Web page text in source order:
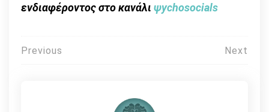
ενδιαφέροντος στο κανάλι ψychosocials
Πλοήγηση
Previous Next